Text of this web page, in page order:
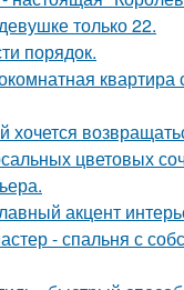
только 22.
порядок.
квартира
хочется
цветовых
акцент
- спальня с